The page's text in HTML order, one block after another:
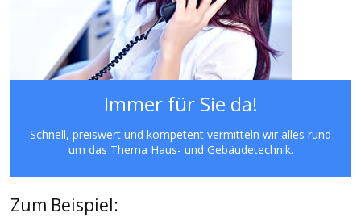
Immer für Sie da!
Schnell, preiswert und kompetent vermitteln wir alles rund
um das Thema Haus- und Gebäudetechnik.
Zum Beispiel: